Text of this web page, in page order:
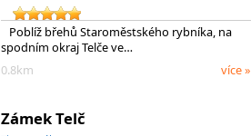
Poblíž břehů Staroměstského rybníka, na
spodním okraj Telče ve…
0.8km
více »
Zámek Telč